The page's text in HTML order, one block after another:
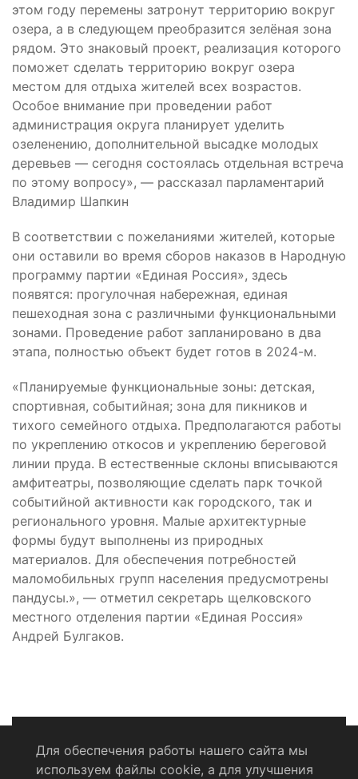
этом году перемены затронут территорию вокруг
озера, а в следующем преобразится зелёная зона
рядом. Это знаковый проект, реализация которого
поможет сделать территорию вокруг озера
местом для отдыха жителей всех возрастов.
Особое внимание при проведении работ
администрация округа планирует уделить
озеленению, дополнительной высадке молодых
деревьев — сегодня состоялась отдельная встреча
по этому вопросу», — рассказал парламентарий
Владимир Шапкин
В соответствии с пожеланиями жителей, которые
они оставили во время сборов наказов в Народную
программу партии «Единая Россия», здесь
появятся: прогулочная набережная, единая
пешеходная зона с различными функциональными
зонами. Проведение работ запланировано в два
этапа, полностью объект будет готов в 2024-м.
«Планируемые функциональные зоны: детская,
спортивная, событийная; зона для пикников и
тихого семейного отдыха. Предполагаются работы
по укреплению откосов и укреплению береговой
линии пруда. В естественные склоны вписываются
амфитеатры, позволяющие сделать парк точкой
событийной активности как городского, так и
регионального уровня. Малые архитектурные
формы будут выполнены из природных
материалов. Для обеспечения потребностей
маломобильных групп населения предусмотрены
пандусы.», — отметил секретарь щелковского
местного отделения партии «Единая Россия»
Андрей Булгаков.
Для обеспечения работы нашего сайта мы
используем файлы cookie, а для улучшения